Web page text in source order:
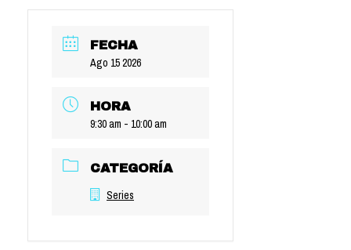
FECHA
Ago 15 2026
HORA
9:30 am - 10:00 am
CATEGORÍA
Series